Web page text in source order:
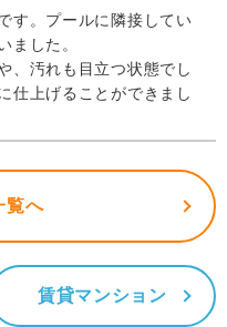
す。プールに隣接してい
ました。
、汚れも目立つ状態でし
仕上げることができまし
覧へ
賃貸マンション